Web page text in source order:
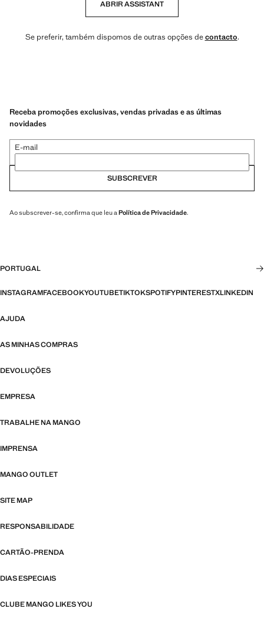
ABRIR ASSISTANT
Se preferir, também dispomos de outras opções decontacto.
Receba promoções exclusivas, vendas privadas e as últimas
novidades
E-mail
SUBSCREVER
Ao subscrever-se, confirma que leu a Política de Privacidade.
PORTUGAL
INSTAGRAMFACEBOOKYOUTUBETIKTOKSPOTIFYPINTERESTXLINKEDIN
AJUDA
AS MINHAS COMPRAS
DEVOLUÇÕES
EMPRESA
TRABALHE NA MANGO
IMPRENSA
MANGO OUTLET
SITE MAP
RESPONSABILIDADE
CARTÃO-PRENDA
DIAS ESPECIAIS
CLUBE MANGO LIKES YOU